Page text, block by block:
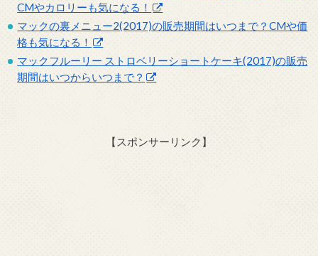
CMやカロリーも気になる！
マックの裏メニュー2(2017)の販売期間はいつまで？CMや価
格も気になる！
マックフルーリー ストロベリーショートケーキ(2017)の販売
期間はいつからいつまで？
【スポンサーリンク】